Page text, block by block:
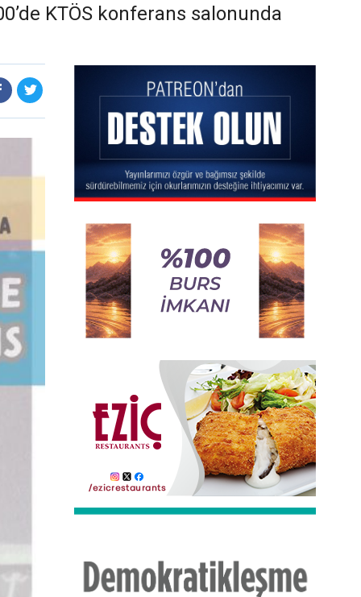
KTÖS konferans salonunda